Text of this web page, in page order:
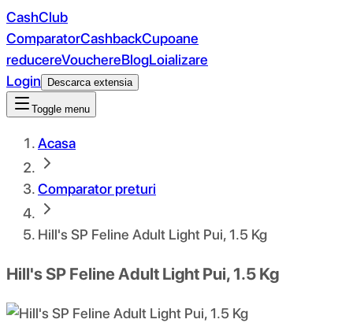
CashClub
ComparatorCashbackCupoane
reducereVouchereBlogLoializare
Login
Descarca extensia
Toggle menu
Acasa
Comparator preturi
Hill's SP Feline Adult Light Pui, 1.5 Kg
Hill's SP Feline Adult Light Pui, 1.5 Kg